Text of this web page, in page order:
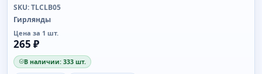
SKU: TLCLB05
Гирлянды
Цена за 1 шт.
265 ₽
В наличии: 333 шт.